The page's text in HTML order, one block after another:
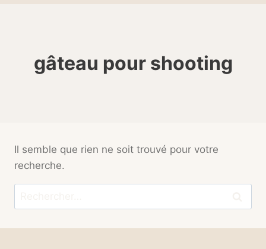
gâteau pour shooting
Il semble que rien ne soit trouvé pour votre
recherche.